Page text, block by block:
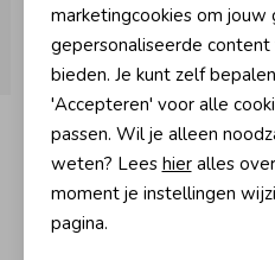
-
Vingino
Tcivor Blazer 012 Gravel Sand
marketingcookies om jouw
gepersonaliseerde
bieden. Je kunt zelf
'Accepteren' voor alle
passen. Wil je alleen
weten? Lees hieralles over
moment je instellingen
pagina.